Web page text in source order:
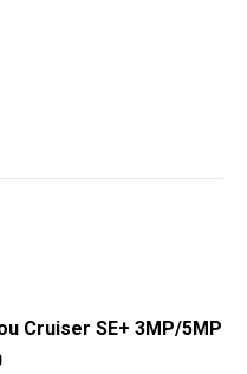
Cruiser SE+ 3MP/5MP